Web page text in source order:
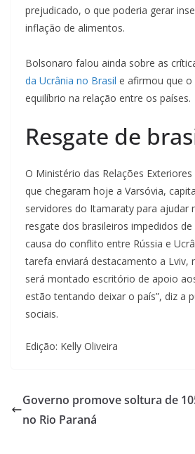
prejudicado, o que poderia gerar
inflação de alimentos.
Bolsonaro falou ainda sobre as
da Ucrânia no Brasil e afirmou que
equilíbrio na relação entre os países.
Resgate de
O Ministério das Relações
que chegaram hoje a Varsóvia,
servidores do Itamaraty para ajudar
resgate dos brasileiros impedidos
causa do conflito entre Rússia e
tarefa enviará destacamento a Lviv,
será montado escritório de apoio
estão tentando deixar o país”, diz a
sociais.
Edição: Kelly Oliveira
Governo promove soltura de
no Rio Paraná